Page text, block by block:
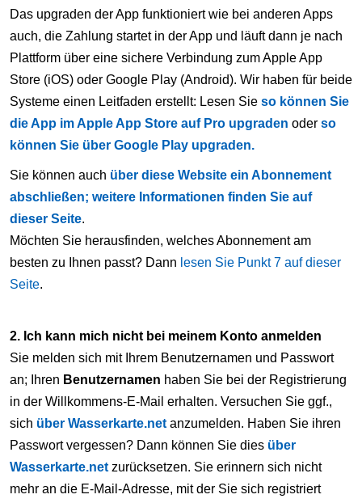
Das upgraden der App funktioniert wie bei anderen Apps
auch, die Zahlung startet in der App und läuft dann je nach
Plattform über eine sichere Verbindung zum Apple App
Store (iOS) oder Google Play (Android). Wir haben für beide
Systeme einen Leitfaden erstellt: Lesen Sie so können Sie
die App im Apple App Store auf Pro upgraden oder so
können Sie über Google Play upgraden.
Sie können auch über diese Website ein Abonnement
abschließen; weitere Informationen finden Sie auf
dieser Seite.
Möchten Sie herausfinden, welches Abonnement am
besten zu Ihnen passt? Dann lesen Sie Punkt 7 auf dieser
Seite.
2. Ich kann mich nicht bei meinem Konto anmelden
Sie melden sich mit Ihrem Benutzernamen und Passwort
an; Ihren Benutzernamen haben Sie bei der Registrierung
in der Willkommens-E-Mail erhalten. Versuchen Sie ggf.,
sich über Wasserkarte.net anzumelden. Haben Sie ihren
Passwort vergessen? Dann können Sie dies über
Wasserkarte.net zurücksetzen. Sie erinnern sich nicht
mehr an die E-Mail-Adresse, mit der Sie sich registriert